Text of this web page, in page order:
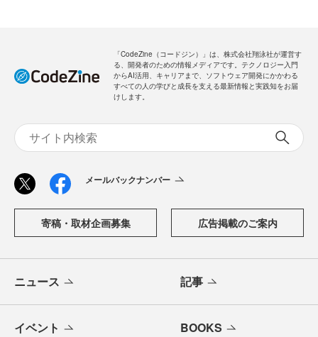
「CodeZine（コードジン）」は、株式会社翔泳社が運営す
る、開発者のための情報メディアです。テクノロジー入門
からAI活用、キャリアまで、ソフトウェア開発にかかわる
すべての人の学びと成長を支える最新情報と実践知をお届
けします。
メールバックナンバー
寄稿・取材企画募集 広告掲載のご案内
ニュース 記事
イベント BOOKS